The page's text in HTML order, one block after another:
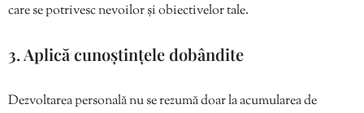
care se potrivesc nevoilor și obiectivelor tale.
3. Aplică cunoștințele dobândite
Dezvoltarea personală nu se rezumă doar la acumularea de